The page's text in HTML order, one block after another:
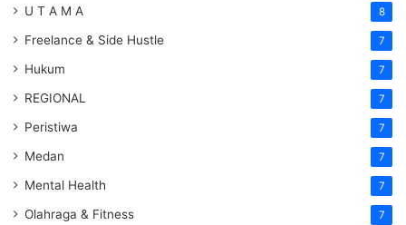
U T A M A 8
Freelance & Side Hustle 7
Hukum 7
REGIONAL 7
Peristiwa 7
Medan 7
Mental Health 7
Olahraga & Fitness 7